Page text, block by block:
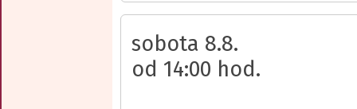
sobota 8.8.
od 14:00 hod.